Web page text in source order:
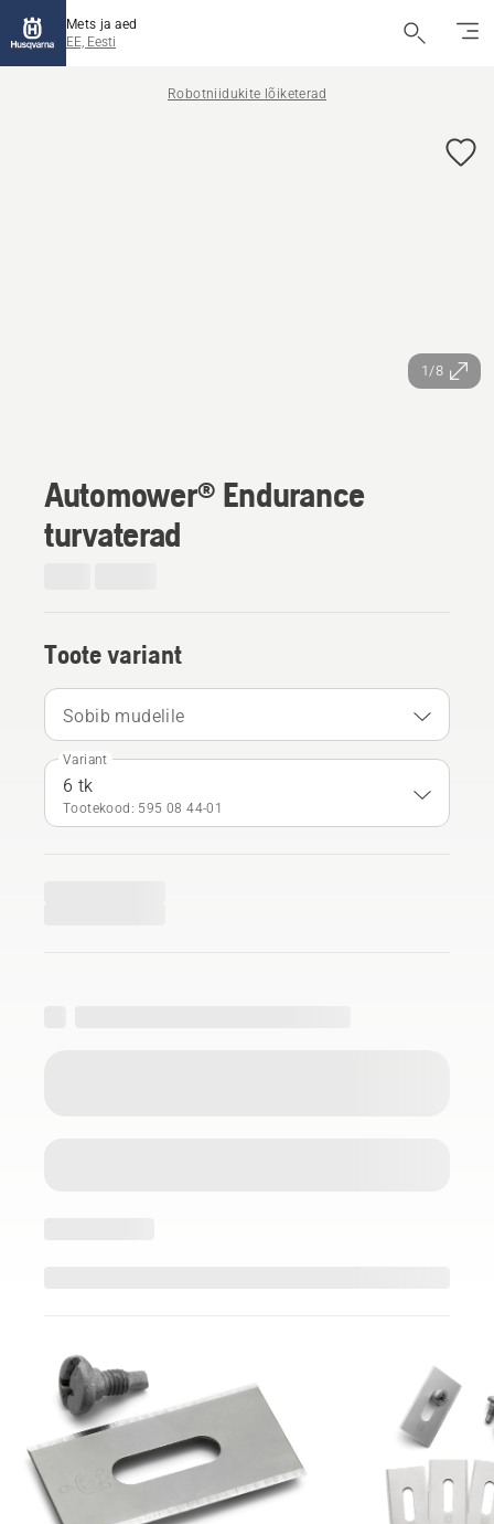
Mets ja aed
EE, Eesti
Robotniidukite lõiketerad
1/8
Automower® Endurance
turvaterad
Toote variant
Sobib mudelile
Variant
6 tk
Tootekood: 595 08 44‑01